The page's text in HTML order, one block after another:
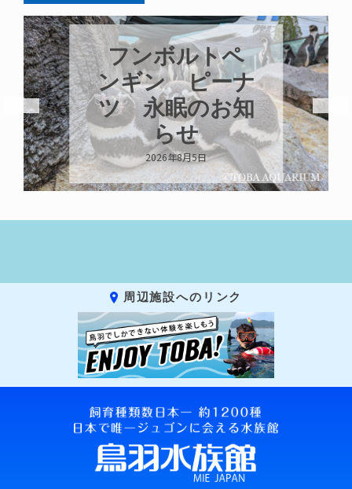
フンボルトペ
ンギン ピーナ
ツ 永眠のお知
らせ
2026年8月5日
周辺施設へのリンク